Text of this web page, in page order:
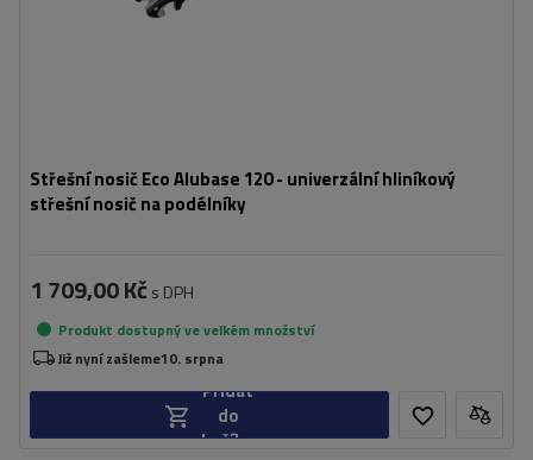
Střešní nosič Eco Alubase 120 - univerzální hliníkový
střešní nosič na podélníky
1 709,00 Kč s DPH
Produkt dostupný ve velkém množství
Již nyní zašleme10. srpna
Přidat
do
košíku